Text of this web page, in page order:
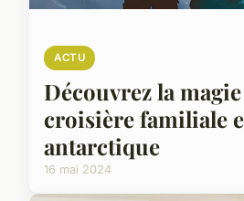
ACTU
Découvrez la
croisière familiale
antarctique
16 mai 2024